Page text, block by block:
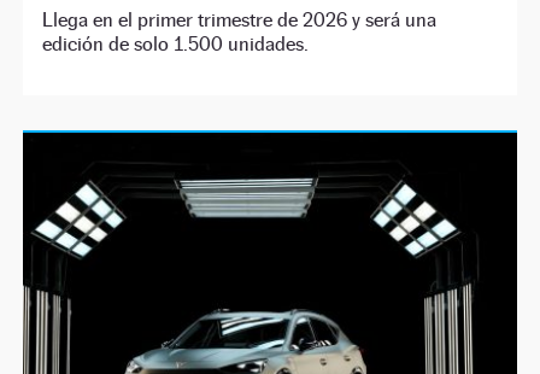
Llega en el primer trimestre de 2026 y será una
edición de solo 1.500 unidades.